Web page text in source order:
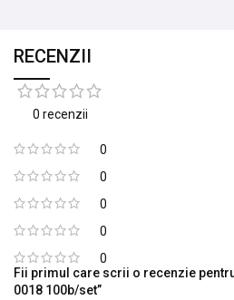
RECENZII
0 recenzii
0
0
0
0
0
Fii primul care scrii o recenzie
0018 100b/set”